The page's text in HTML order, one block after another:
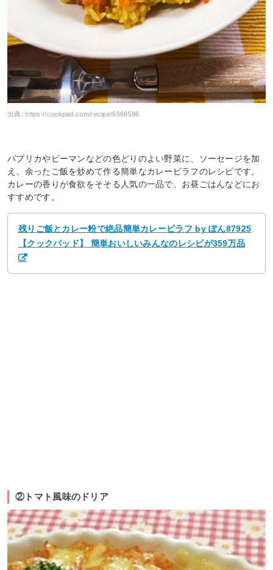
出典: https://cookpad.com/recipe/6568598
パプリカやピーマンなどの色どりのよい野菜に、ソーセージを加
え、余ったご飯を炒めて作る簡単なカレーピラフのレシピです。
カレーの香りが食欲をそそる人気の一品で、お昼ごはんなどにお
すすめです。
残りご飯とカレー粉で絶品簡単カレーピラフ by ぽん87925
【クックパッド】 簡単おいしいみんなのレシピが359万品
②トマト風味のドリア